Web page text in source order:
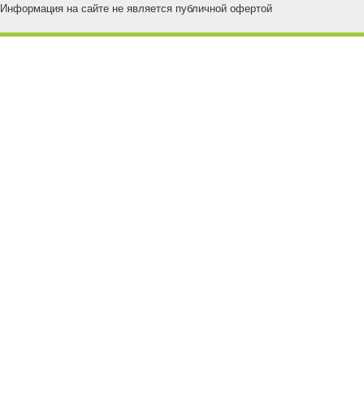
Информация на сайте не является публичной офертой